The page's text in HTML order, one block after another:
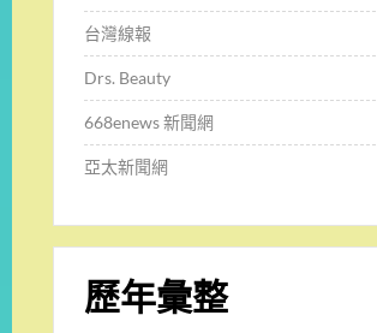
台灣線報
Drs. Beauty
668enews 新聞網
亞太新聞網
歷年彙整